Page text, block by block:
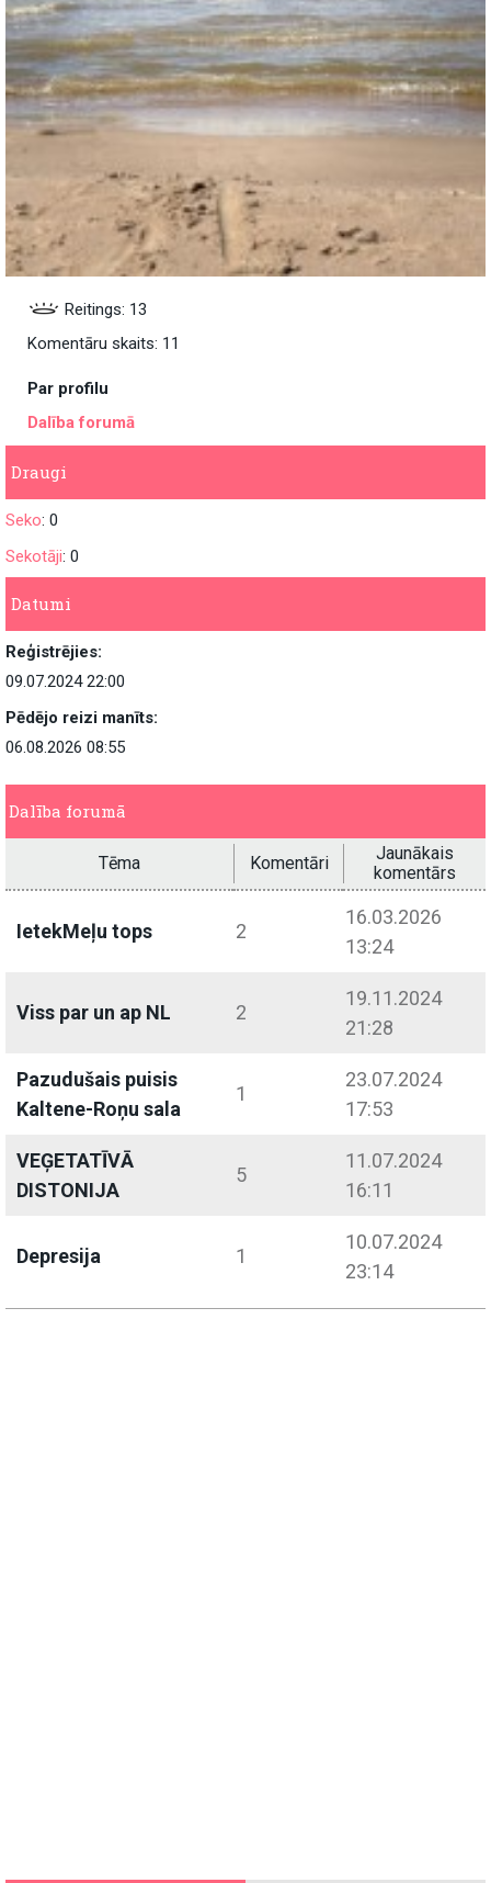
Reitings: 13
Komentāru skaits: 11
Par profilu
Dalība forumā
Draugi
Seko: 0
Sekotāji: 0
Datumi
Reģistrējies:
09.07.2024 22:00
Pēdējo reizi manīts:
06.08.2026 08:55
Dalība forumā
Tēma Komentāri
Jaunākais
komentārs
IetekMeļu tops 2
16.03.2026
13:24
Viss par un ap NL 2
19.11.2024
21:28
Pazudušais puisis
Kaltene-Roņu sala
1
23.07.2024
17:53
VEĢETATĪVĀ
DISTONIJA
5
11.07.2024
16:11
Depresija 1
10.07.2024
23:14